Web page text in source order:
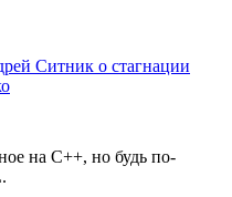
Ситник о стагнации
на C++, но будь по-